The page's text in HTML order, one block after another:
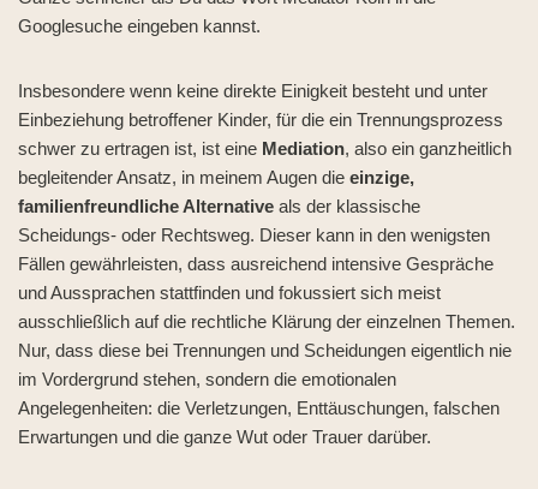
Googlesuche eingeben kannst.
Insbesondere wenn keine direkte Einigkeit besteht und unter
Einbeziehung betroffener Kinder, für die ein Trennungsprozess
schwer zu ertragen ist, ist eine Mediation, also ein ganzheitlich
begleitender Ansatz, in meinem Augen die einzige,
familienfreundliche Alternative als der klassische
Scheidungs- oder Rechtsweg. Dieser kann in den wenigsten
Fällen gewährleisten, dass ausreichend intensive Gespräche
und Aussprachen stattfinden und fokussiert sich meist
ausschließlich auf die rechtliche Klärung der einzelnen Themen.
Nur, dass diese bei Trennungen und Scheidungen eigentlich nie
im Vordergrund stehen, sondern die emotionalen
Angelegenheiten: die Verletzungen, Enttäuschungen, falschen
Erwartungen und die ganze Wut oder Trauer darüber.